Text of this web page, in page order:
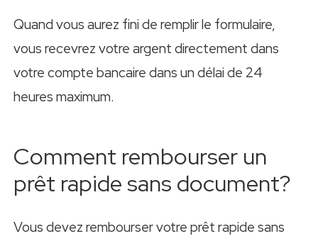
Quand vous aurez fini de remplir le formulaire,
vous recevrez votre argent directement dans
votre compte bancaire dans un délai de 24
heures maximum.
Comment rembourser un
prêt rapide sans document?
Vous devez rembourser votre prêt rapide sans